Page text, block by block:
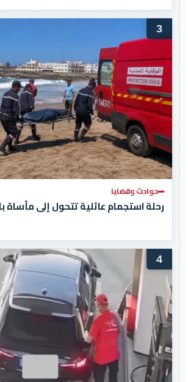
3
حوادث وقضايا
رحلة استجمام عائلية تتحول إلى مأساة
4